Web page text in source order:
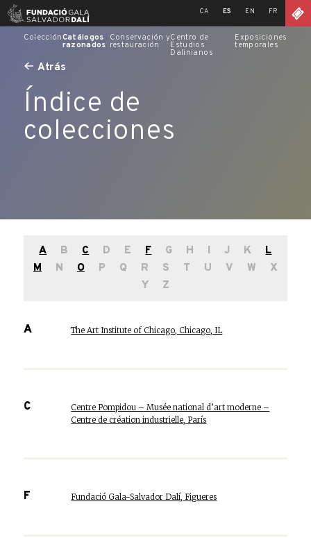
Skip
CA ES EN FR
ColecciónCatálogos
razonados
Conservación y
restauración
Centro de
Estudios
Dalinianos
Exposiciones
temporales
Atrás
Índice de
colecciones
A B C D E F G H I J K
L
M
N O P Q R S T U V W
X
Y
Z
A The Art Institute of Chicago, Chicago, IL
C
Centre Pompidou – Musée national d’art moderne –
Centre de création industrielle, París
F Fundació Gala-Salvador Dalí, Figueres